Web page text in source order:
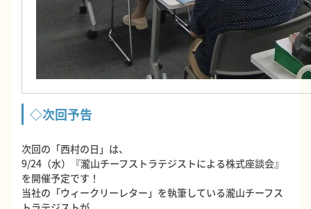
◇次回予告
次回の「西村の日」は、
9/24（水）『瀧山チーフストラテジストによる株式座談会』
を開催予定です！
当社の「ウィークリーレター」を執筆している瀧山チーフス